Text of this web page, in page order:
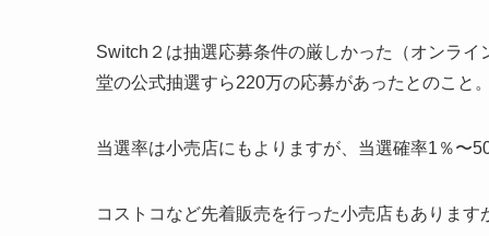
Switch２は抽選応募条件の厳しかった（オンラ
堂の公式抽選すら220万の応募があったとのこと
当選率は小売店にもよりますが、当選確率1％〜
コストコなど先着販売を行った小売店もありま